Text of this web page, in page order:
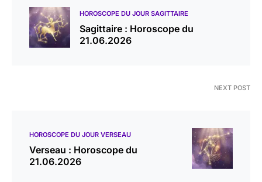
HOROSCOPE DU JOUR SAGITTAIRE
Sagittaire : Horoscope du
21.06.2026
NEXT POST
HOROSCOPE DU JOUR VERSEAU
Verseau : Horoscope du
21.06.2026